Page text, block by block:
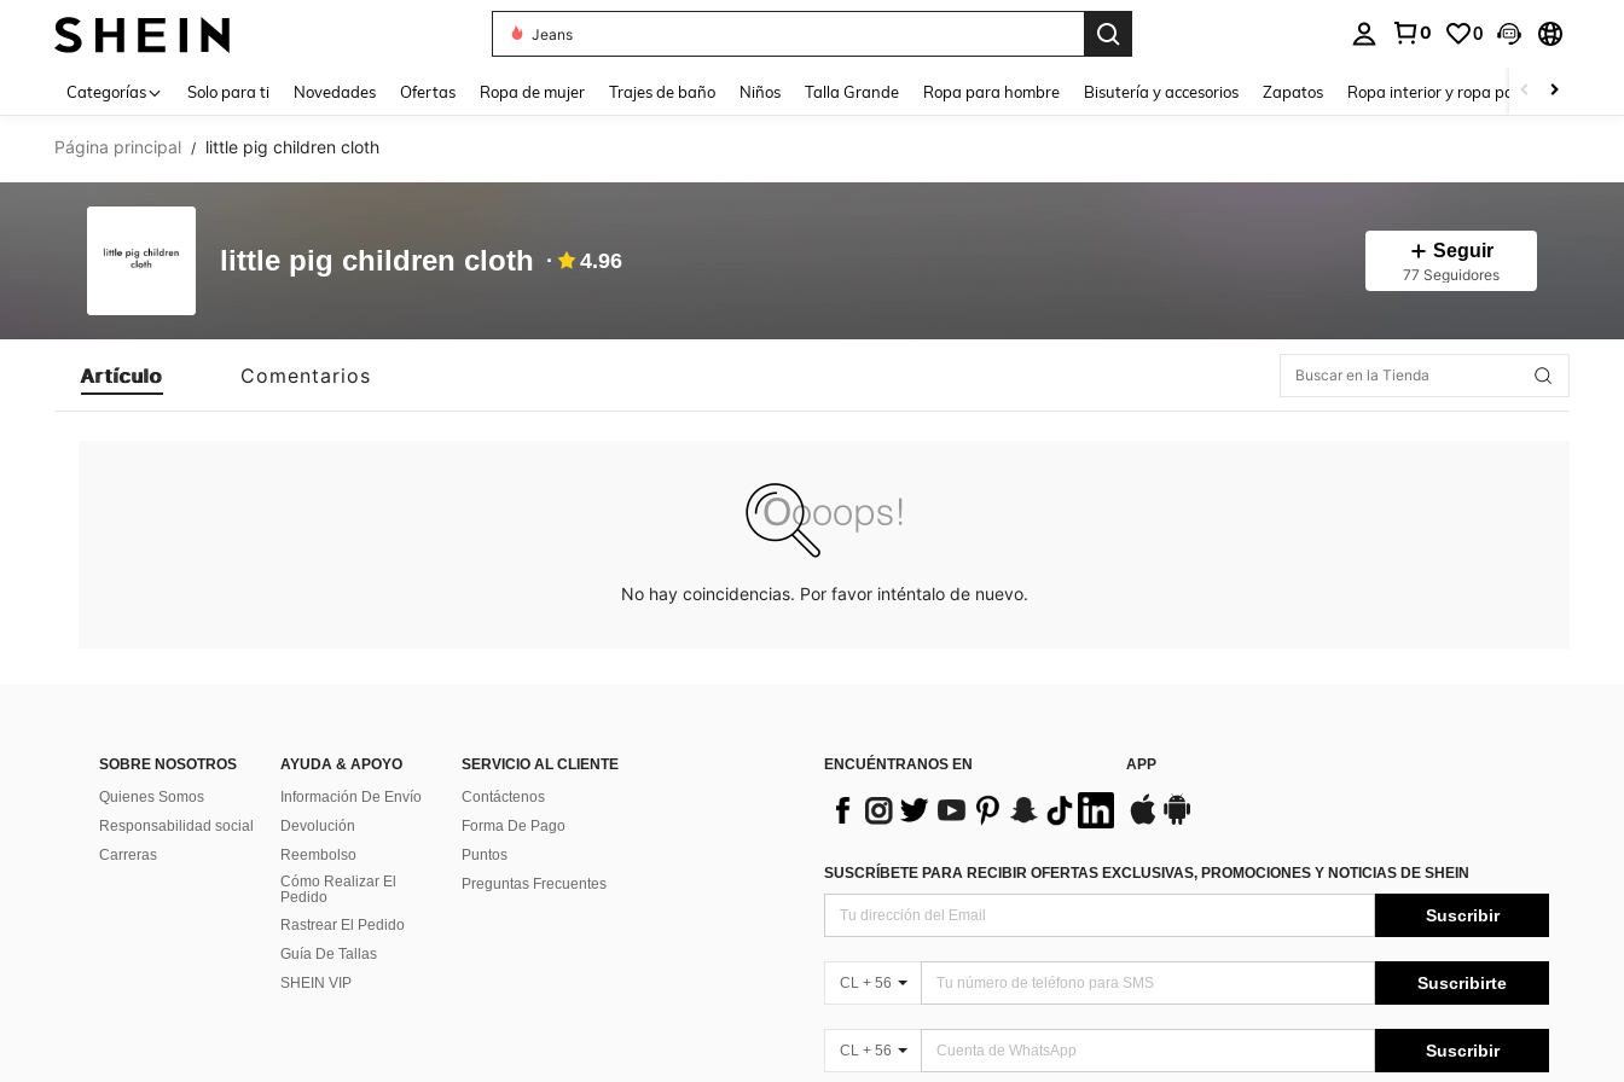
Jeans
0 0
Categorías Solo para ti Novedades Ofertas Ropa de mujer Trajes de baño Niños Talla Grande Ropa para hombre Bisutería y accesorios Zapatos Ropa interior y ropa para dormir
Página principal / little pig children cloth
little pig children cloth 4.96 Seguir
77 Seguidores
Artículo Comentarios
No hay coincidencias. Por favor inténtalo de nuevo.
SOBRE NOSOTROS
Quienes Somos
Responsabilidad social
Carreras
AYUDA & APOYO
Información De Envío
Devolución
Reembolso
Cómo Realizar El
Pedido
Rastrear El Pedido
Guía De Tallas
SHEIN VIP
SERVICIO AL CLIENTE
Contáctenos
Forma De Pago
Puntos
Preguntas Frecuentes
ENCUÉNTRANOS EN APP
SUSCRÍBETE PARA RECIBIR OFERTAS EXCLUSIVAS, PROMOCIONES Y NOTICIAS DE SHEIN
Suscribir
CL + 56 Suscribirte
CL + 56 Suscribir